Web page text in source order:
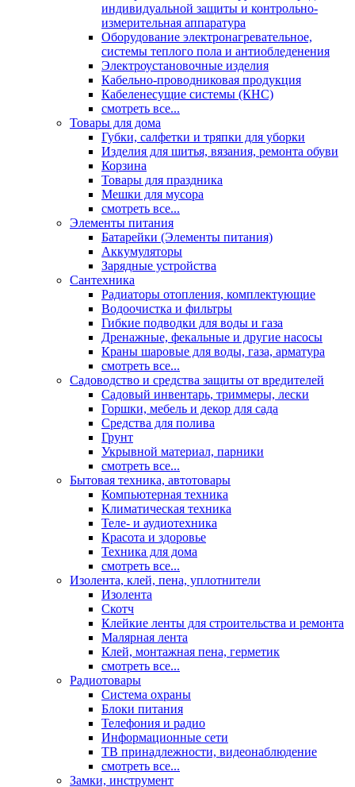
индивидуальной защиты и контрольно-
измерительная аппаратура
Оборудование электронагревательное,
системы теплого пола и антиобледенения
Электроустановочные изделия
Кабельно-проводниковая продукция
Кабеленесущие системы (КНС)
смотреть все...
Товары для дома
Губки, салфетки и тряпки для уборки
Изделия для шитья, вязания, ремонта обуви
Корзина
Товары для праздника
Мешки для мусора
смотреть все...
Элементы питания
Батарейки (Элементы питания)
Аккумуляторы
Зарядные устройства
Сантехника
Радиаторы отопления, комплектующие
Водоочистка и фильтры
Гибкие подводки для воды и газа
Дренажные, фекальные и другие насосы
Краны шаровые для воды, газа, арматура
смотреть все...
Садоводство и средства защиты от вредителей
Садовый инвентарь, триммеры, лески
Горшки, мебель и декор для сада
Средства для полива
Грунт
Укрывной материал, парники
смотреть все...
Бытовая техника, автотовары
Компьютерная техника
Климатическая техника
Теле- и аудиотехника
Красота и здоровье
Техника для дома
смотреть все...
Изолента, клей, пена, уплотнители
Изолента
Скотч
Клейкие ленты для строительства и ремонта
Малярная лента
Клей, монтажная пена, герметик
смотреть все...
Радиотовары
Система охраны
Блоки питания
Телефония и радио
Информационные сети
ТВ принадлежности, видеонаблюдение
смотреть все...
Замки, инструмент